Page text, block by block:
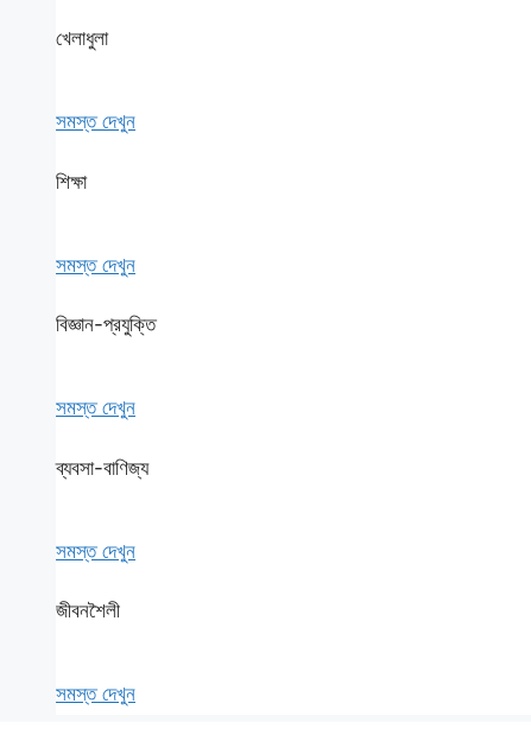
খেলাধুলা
সমস্ত দেখুন
শিক্ষা
সমস্ত দেখুন
বিজ্ঞান-প্রযুক্তি
সমস্ত দেখুন
ব্যবসা-বাণিজ্য
সমস্ত দেখুন
জীবনশৈলী
সমস্ত দেখুন